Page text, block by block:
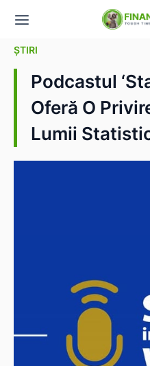
ȘTIRI
Podcastul
Oferă O
Lumii